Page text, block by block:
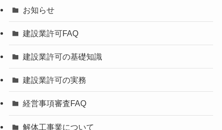
お知らせ
建設業許可FAQ
建設業許可の基礎知識
建設業許可の実務
経営事項審査FAQ
解体工事業について